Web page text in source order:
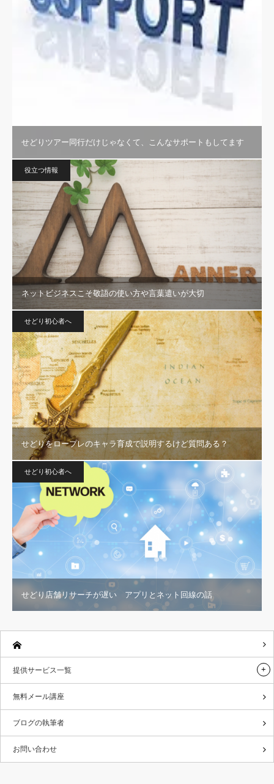
せどりツアー同行だけじゃなくて、こんなサポートもしてます
役立つ情報
ネットビジネスこそ敬語の使い方や言葉遣いが大切
せどり初心者へ
せどりをロープレのキャラ育成で説明するけど質問ある？
せどり初心者へ
せどり店舗リサーチが遅い アプリとネット回線の話
提供サービス一覧
無料メール講座
ブログの執筆者
お問い合わせ